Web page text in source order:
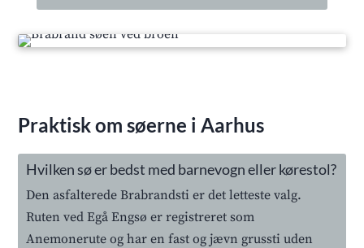
Praktisk om søerne i Aarhus
Hvilken sø er bedst med barnevogn eller kørestol?
Den asfalterede Brabrandsti er det letteste valg.
Ruten ved Egå Engsø er registreret som
Anemonerute og har en fast og jævn grussti uden